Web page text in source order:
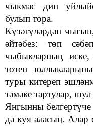
чыкмас дип
булып тора.
Күзәтүләрдән
әйтәбез: төп
чыбыкларның
төтен
туры китереп
тәмәке тартулар,
Янгынны
дә куя аласың. Алар